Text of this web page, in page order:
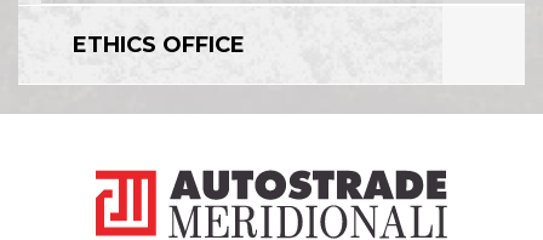
ETHICS OFFICE